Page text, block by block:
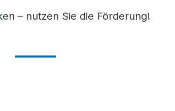
– nutzen Sie die Förderung!